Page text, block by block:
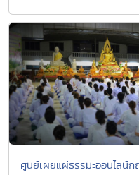
ศูนย์เผยแผ่ธรรมะออนไลน์